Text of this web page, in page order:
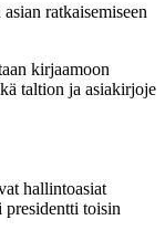
ratkaisemiseen
kirjaamoon
taltion ja asiakirjojen
hallintoasiat
presidentti toisin